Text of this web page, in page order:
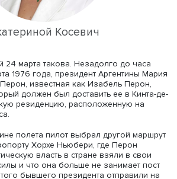
Екатериной Косевич